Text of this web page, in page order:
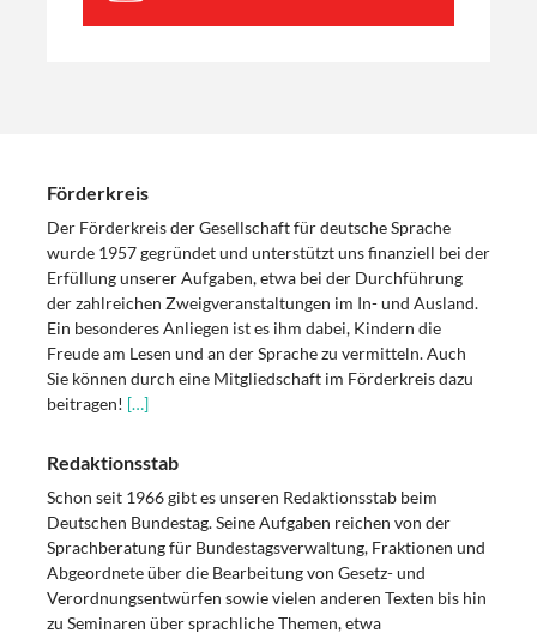
Förderkreis
Der Förderkreis der Gesellschaft für deutsche Sprache
wurde 1957 gegründet und unterstützt uns finanziell bei der
Erfüllung unserer Aufgaben, etwa bei der Durchführung
der zahlreichen Zweigveranstaltungen im In- und Ausland.
Ein besonderes Anliegen ist es ihm dabei, Kindern die
Freude am Lesen und an der Sprache zu vermitteln. Auch
Sie können durch eine Mitgliedschaft im Förderkreis dazu
beitragen! […]
Redaktionsstab
Schon seit 1966 gibt es unseren Redaktionsstab beim
Deutschen Bundestag. Seine Aufgaben reichen von der
Sprachberatung für Bundestagsverwaltung, Fraktionen und
Abgeordnete über die Bearbeitung von Gesetz- und
Verordnungsentwürfen sowie vielen anderen Texten bis hin
zu Seminaren über sprachliche Themen, etwa